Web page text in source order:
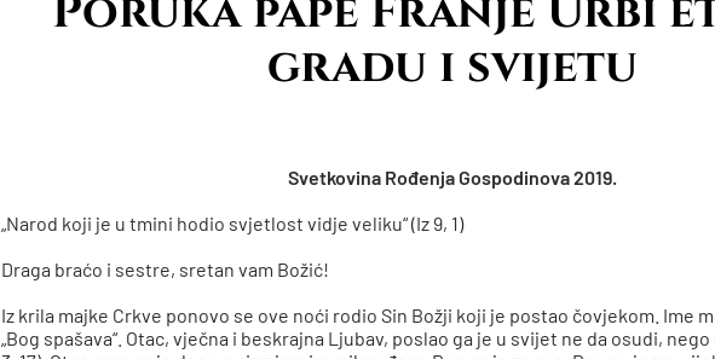
Poruka pape Franje Urbi
gradu i svijetu
Svetkovina Rođenja Gospodinova 2019.
„Narod koji je u tmini hodio svjetlost vidje veliku“ (Iz 9, 1)
Draga braćo i sestre, sretan vam Božić!
Iz krila majke Crkve ponovo se ove noći rodio Sin Božji koji je postao čovjekom. Ime
„Bog spašava“. Otac, vječna i beskrajna Ljubav, poslao ga je u svijet ne da osudi,